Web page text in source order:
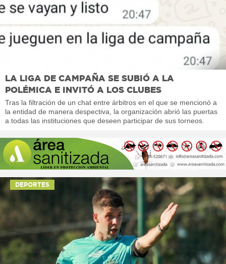
LA LIGA DE CAMPAÑA SE SUBIÓ A LA
POLÉMICA E INVITÓ A LOS CLUBES
Tras la filtración de un chat entre árbitros en el que se mencionó a
la entidad de manera despectiva, la organización abrió las puertas
a todas las instituciones que deseen participar de sus torneos.
DEPORTES